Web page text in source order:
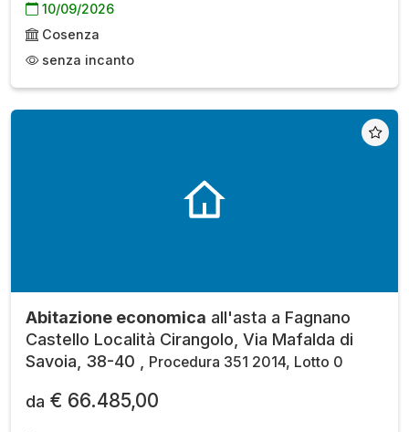
10/09/2026
Cosenza
senza incanto
Abitazione economica all'asta a Fagnano
Castello Località Cirangolo, Via Mafalda di
Savoia, 38-40 ,
Procedura 351 2014, Lotto 0
da € 66.485,00